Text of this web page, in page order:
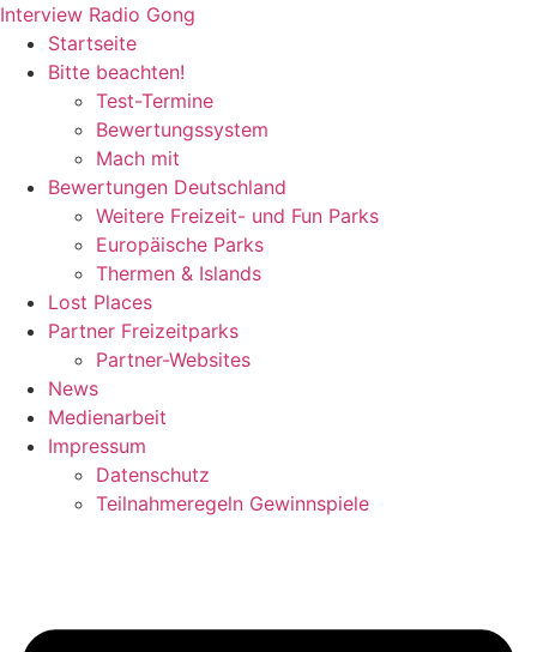
Zum
Inhalt
wechseln
Interview Radio Gong
Startseite
Bitte beachten!
Test-Termine
Bewertungssystem
Mach mit
Bewertungen Deutschland
Weitere Freizeit- und Fun Parks
Europäische Parks
Thermen & Islands
Lost Places
Partner Freizeitparks
Partner-Websites
News
Medienarbeit
Impressum
Datenschutz
Teilnahmeregeln Gewinnspiele